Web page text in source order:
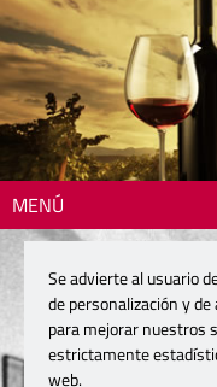
MENÚ
Se advierte al usuario
de personalización y
para mejorar nuestros
estrictamente
web.